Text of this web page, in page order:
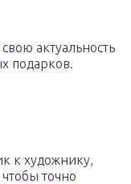
актуальность
подарков.
к художнику,
точно